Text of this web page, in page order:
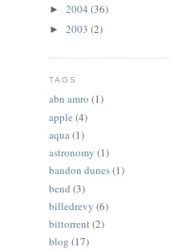
► 2004 (36)
► 2003 (2)
TAGS
abn amro (1)
apple (4)
aqua(1)
astronomy (1)
bandon dunes(1)
bend (3)
billedrevy (6)
bittorrent(2)
blog (17)